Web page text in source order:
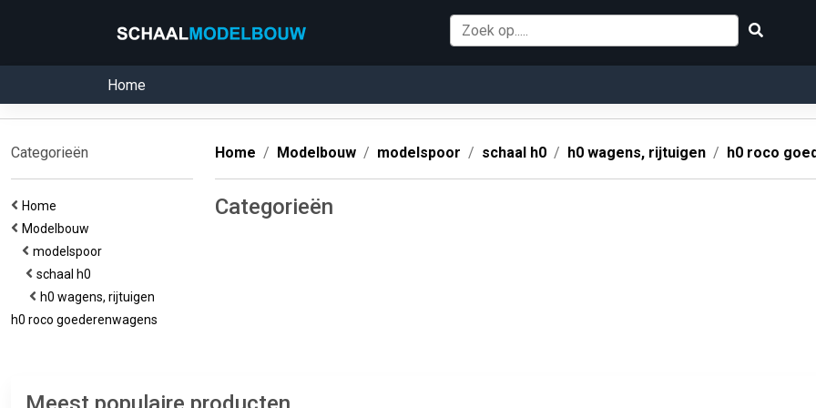
Home
Categorieën
Home
Modelbouw
modelspoor
schaal h0
h0 wagens, rijtuigen
h0 roco goederenwagens
Home Modelbouw modelspoor schaal h0 h0 wagens, rijtuigen h0 roco
Categorieën